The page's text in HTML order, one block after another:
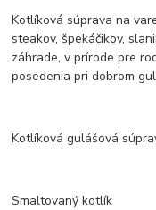
Kotlíková súprava na
steakov, špekáčikov,
záhrade, v prírode pre
posedenia pri dobrom
Kotlíková gulášová
Smaltovaný kotlík